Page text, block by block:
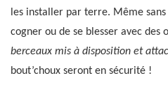
les installer par terre. Même
cogner ou de se blesser avec des
berceaux mis à disposition et
bout’choux seront en sécurité !